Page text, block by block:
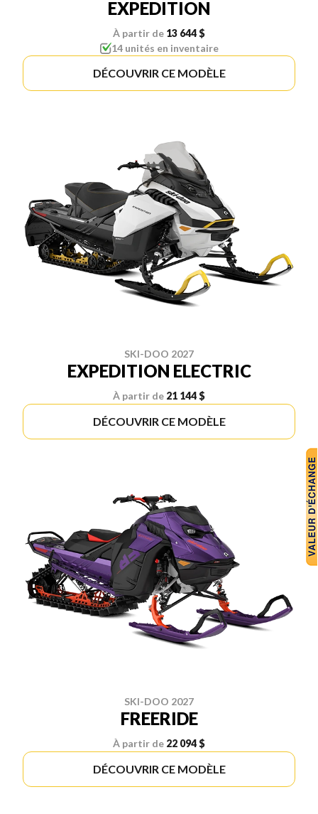
EXPEDITION
À partir de 13 644 $
14 unités en inventaire
DÉCOUVRIR CE MODÈLE
SKI-DOO 2027
EXPEDITION ELECTRIC
À partir de 21 144 $
DÉCOUVRIR CE MODÈLE
SKI-DOO 2027
FREERIDE
À partir de 22 094 $
DÉCOUVRIR CE MODÈLE